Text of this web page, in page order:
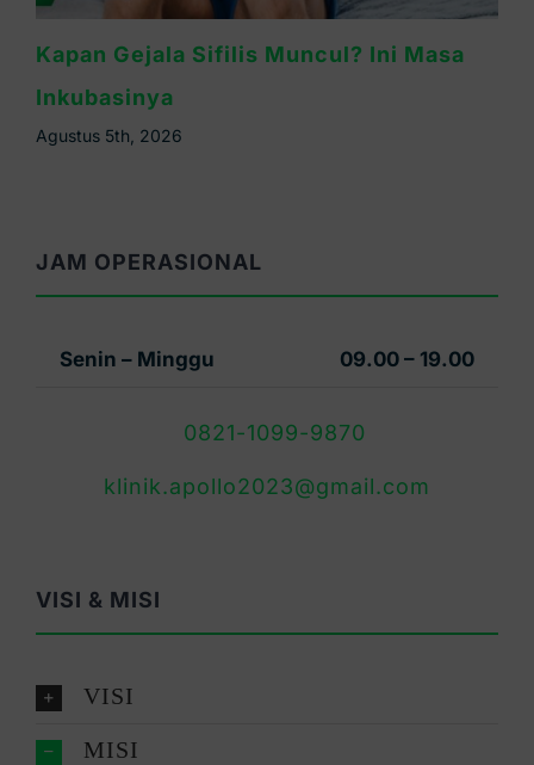
Waspada Sifilis Bintik Merah di Telapak
Tangan, Ini Cirinya
Agustus 4th, 2026
JAM OPERASIONAL
Senin – Minggu 09.00 – 19.00
0821-1099-9870
klinik.apollo2023@gmail.com
VISI & MISI
VISI
MISI